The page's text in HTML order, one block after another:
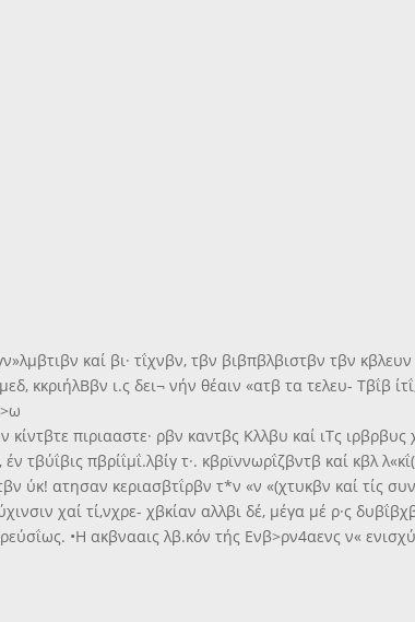
καί βι· τΐχνβν, τβν βιβπβλβιστβν τβν κβλευν
κκριήλΒβν ι.ς δει¬ νήν θέαιν «ατβ τα τελευ- Τβΐβ
πιριααστε· ρβν καντβς Κλλβυ καί ιΤς ιρβρβυς
έν τβύΐβις πβρίΐμΐ.λβίγ τ·. κβρϊννωρΐζβντβ καί κβλ
ύκ! ατησαν κεριασβτΐρβν τ*ν «ν «(χτυκβν καί τίς
χαί τί,νχρε- χβκίαν αλλβι δέ, μέγα μέ ρ·ς
•Η ακβνααις λβ.κόν τής Ενβ>ρν4αενς ν«